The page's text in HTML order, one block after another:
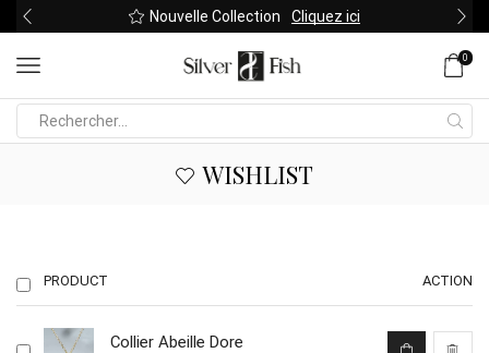
Nouvelle Collection Cliquez ici
0
WISHLIST
PRODUCT ACTION
Collier Abeille Dore